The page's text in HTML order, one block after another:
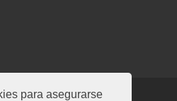
para asegurarse